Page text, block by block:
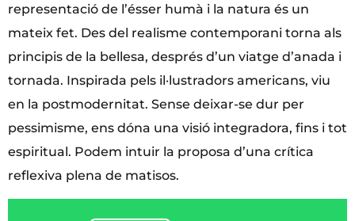
representació de l’ésser humà i la natura és un
mateix fet. Des del realisme contemporani torna als
principis de la bellesa, després d’un viatge d’anada i
tornada. Inspirada pels il·lustradors americans, viu
en la postmodernitat. Sense deixar-se dur per
pessimisme, ens dóna una visió integradora, fins i tot
espiritual. Podem intuir la proposa d’una crítica
reflexiva plena de matisos.